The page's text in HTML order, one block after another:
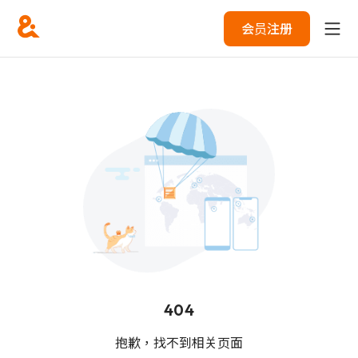
会员注册
404
抱歉，找不到相关页面